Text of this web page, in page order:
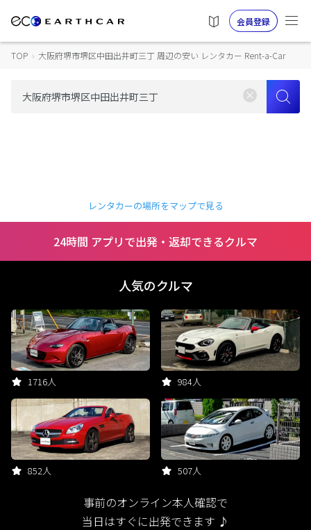
会員登録
TOP › 大阪府堺市堺区中田出井町三丁 周辺の安い レンタカー Rent-a-Car
レンタカーの場所をマップで見る
24時間 アプリで出発・返却できるクルマ
人気のクルマ
1716人 984人
852人 507人
事前のオンライン本人確認で
当日はすぐに出発できます ♪